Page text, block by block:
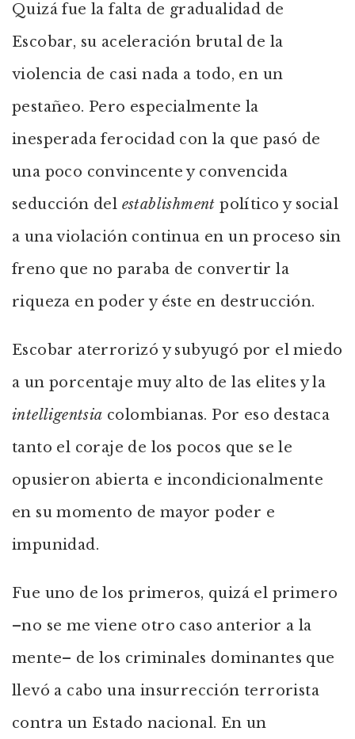
Quizá fue la falta de gradualidad de
Escobar, su aceleración brutal de la
violencia de casi nada a todo, en un
pestañeo. Pero especialmente la
inesperada ferocidad con la que pasó de
una poco convincente y convencida
seducción del establishment político y social
a una violación continua en un proceso sin
freno que no paraba de convertir la
riqueza en poder y éste en destrucción.
Escobar aterrorizó y subyugó por el miedo
a un porcentaje muy alto de las elites y la
intelligentsia colombianas. Por eso destaca
tanto el coraje de los pocos que se le
opusieron abierta e incondicionalmente
en su momento de mayor poder e
impunidad.
Fue uno de los primeros, quizá el primero
–no se me viene otro caso anterior a la
mente– de los criminales dominantes que
llevó a cabo una insurrección terrorista
contra un Estado nacional. En un